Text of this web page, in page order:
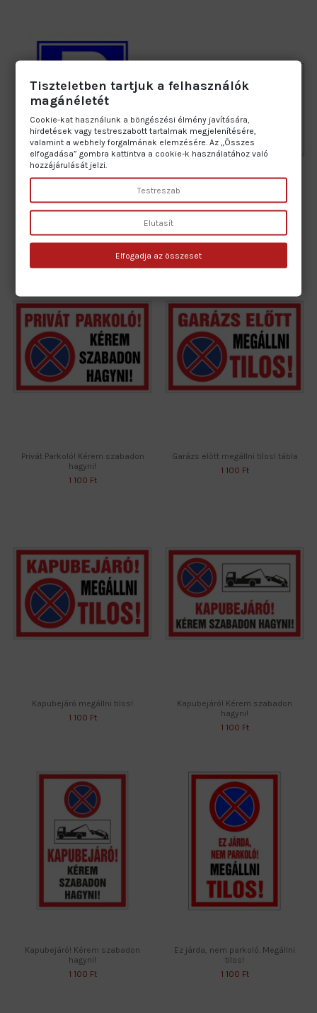
1 100 Ft
1 100 Ft
Privát Parkoló! Kérem szabadon
hagyni!
1 100 Ft
Garázs előtt megállni tilos! tábla
1 100 Ft
Kapubejáró megállni tilos!
1 100 Ft
Kapubejáró! Kérem szabadon
hagyni!
1 100 Ft
Kapubejáró! Kérem szabadon
hagyni!
1 100 Ft
Ez járda, nem parkoló. Megállni
tilos!
1 100 Ft
Tiszteletben tartjuk a felhasználók
magánéletét
Cookie-kat használunk a böngészési élmény javítására,
hirdetések vagy testreszabott tartalmak megjelenítésére,
valamint a webhely forgalmának elemzésére. Az „Összes
elfogadása” gombra kattintva a cookie-k használatához való
hozzájárulását jelzi.
Testreszab
Elutasít
Elfogadja az összeset